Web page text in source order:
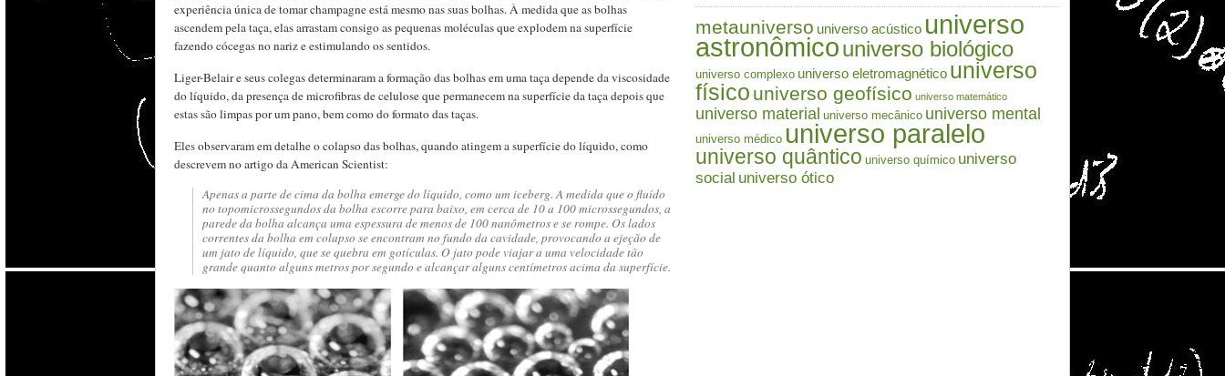
experiência única de tomar champagne está mesmo nas suas bolhas. À medida que as bolhas
ascendem pela taça, elas arrastam consigo as pequenas moléculas que explodem na superfície
fazendo cócegas no nariz e estimulando os sentidos.
Liger-Belair e seus colegas determinaram a formação das bolhas em uma taça depende da viscosidade
do líquido, da presença de microfibras de celulose que permanecem na superfície da taça depois que
estas são limpas por um pano, bem como do formato das taças.
Eles observaram em detalhe o colapso das bolhas, quando atingem a superfície do líquido, como
descrevem no artigo da American Scientist:
Apenas a parte de cima da bolha emerge do líquido, como um iceberg. A medida que o fluído
no topomicrossegundos da bolha escorre para baixo, em cerca de 10 a 100 microssegundos, a
parede da bolha alcança uma espessura de menos de 100 nanômetros e se rompe. Os lados
correntes da bolha em colapso se encontram no fundo da cavidade, provocando a ejeção de
um jato de líquido, que se quebra em gotículas. O jato pode viajar a uma velocidade tão
grande quanto alguns metros por segundo e alcançar alguns centímetros acima da superfície.
metauniverso universo acústico universo
astronômicouniverso biológico
universo complexo universo eletromagnético universo
físico universo geofísico universo matemático
universo material universo mecânico universo mental
universo médico universo paralelo
universo quântico universo químico universo
social universo ótico